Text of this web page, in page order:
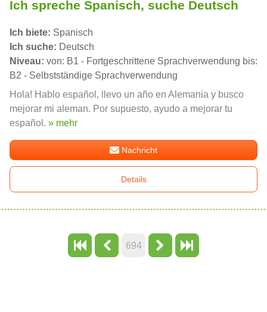
Ich spreche Spanisch, suche Deutsch
Ich biete: Spanisch
Ich suche: Deutsch
Niveau: von: B1 - Fortgeschrittene Sprachverwendung bis:
B2 - Selbstständige Sprachverwendung
Hola! Hablo español, llevo un año en Alemania y busco
mejorar mi aleman. Por supuesto, ayudo a mejorar tu
español. » mehr
Nachricht
Details
694